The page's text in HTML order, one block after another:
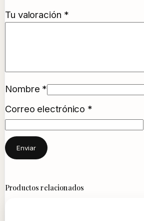
Tu valoración *
Nombre *
Correo electrónico *
Productos relacionados